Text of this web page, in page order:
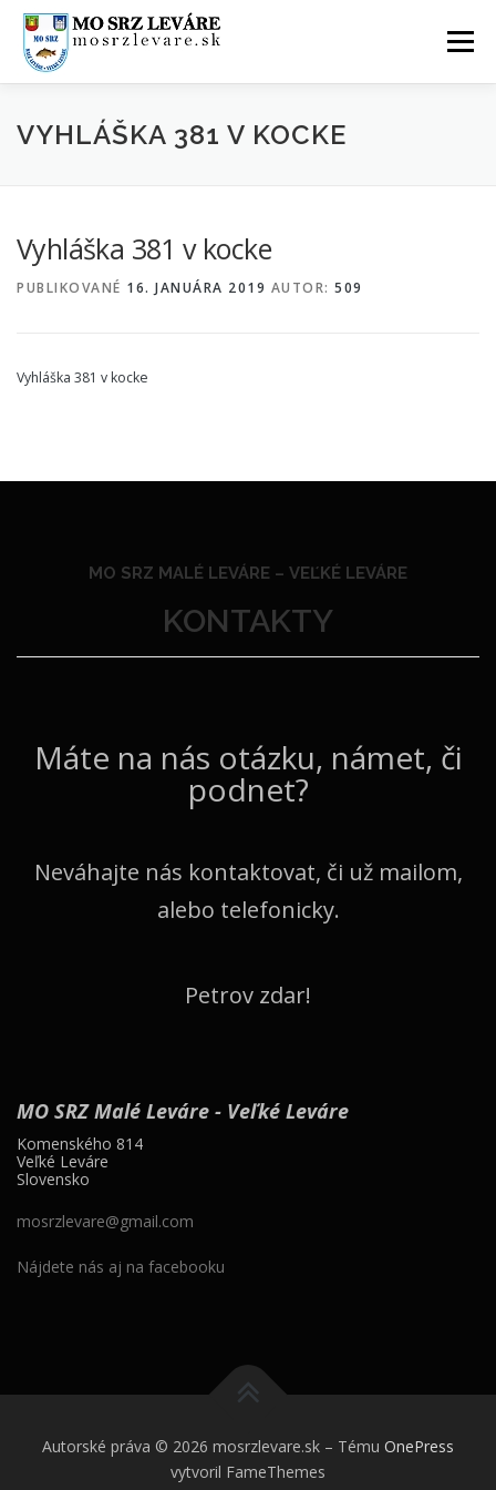
Prejsť
obsah
Menu
ÚVOD AKTUALITY O NÁS FOTOGALÉRIA
VYHLÁŠKA 381 V KOCKE
Vyhláška 381 v kocke
PUBLIKOVANÉ 16. JANUÁRA 2019 AUTOR: 509
Vyhláška 381 v kocke
MO SRZ MALÉ LEVÁRE – VEĽKÉ LEVÁRE
KONTAKTY
Máte na nás otázku, námet, či
podnet?
Neváhajte nás kontaktovat, či už mailom,
alebo telefonicky.
Petrov zdar!
MO SRZ Malé Leváre - Veľké Leváre
Komenského 814
Veľké Leváre
Slovensko
mosrzlevare@gmail.com
Nájdete nás aj na facebooku
Autorské práva © 2026 mosrzlevare.sk – Tému OnePress
vytvoril FameThemes